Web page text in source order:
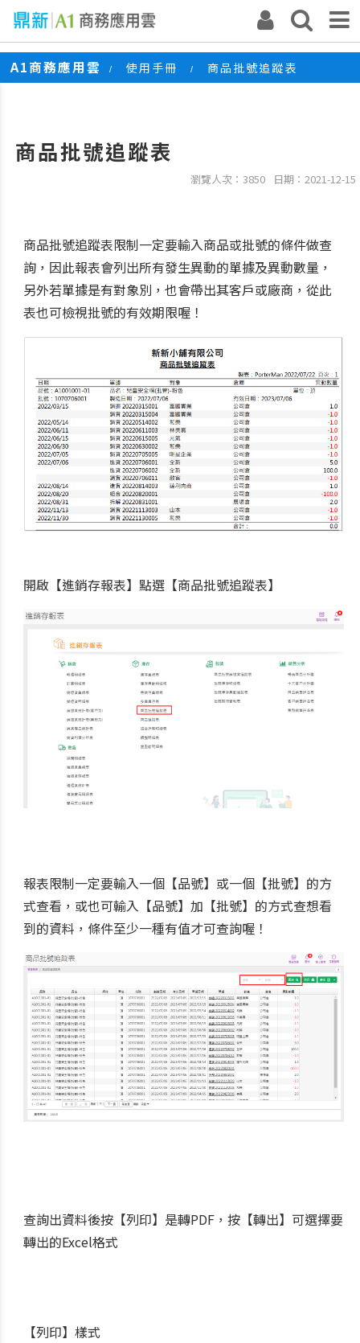
A1商務應用雲 / 使用手冊 / 商品批號追蹤表
商品批號追蹤表
瀏覽人次：3850 日期：2021-12-15
商品批號追蹤表限制一定要輸入商品或批號的條件做查
詢，因此報表會列出所有發生異動的單據及異動數量，
另外若單據是有對象別，也會帶出其客戶或廠商，從此
表也可檢視批號的有效期限喔！
開啟【進銷存報表】點選【商品批號追蹤表】
報表限制一定要輸入一個【品號】或一個【批號】的方
式查看，或也可輸入【品號】加【批號】的方式查想看
到的資料，條件至少一種有值才可查詢喔！
查詢出資料後按【列印】是轉PDF，按【轉出】可選擇要
轉出的Excel格式
【列印】樣式